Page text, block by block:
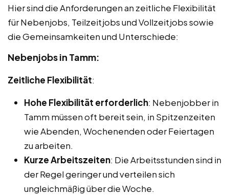
Hier sind die Anforderungen an zeitliche Flexibilität
für Nebenjobs, Teilzeitjobs und Vollzeitjobs sowie
die Gemeinsamkeiten und Unterschiede:
Nebenjobs in Tamm:
Zeitliche Flexibilität:
Hohe Flexibilität erforderlich: Nebenjobber in
Tamm müssen oft bereit sein, in Spitzenzeiten
wie Abenden, Wochenenden oder Feiertagen
zu arbeiten.
Kurze Arbeitszeiten: Die Arbeitsstunden sind in
der Regel geringer und verteilen sich
ungleichmäßig über die Woche.